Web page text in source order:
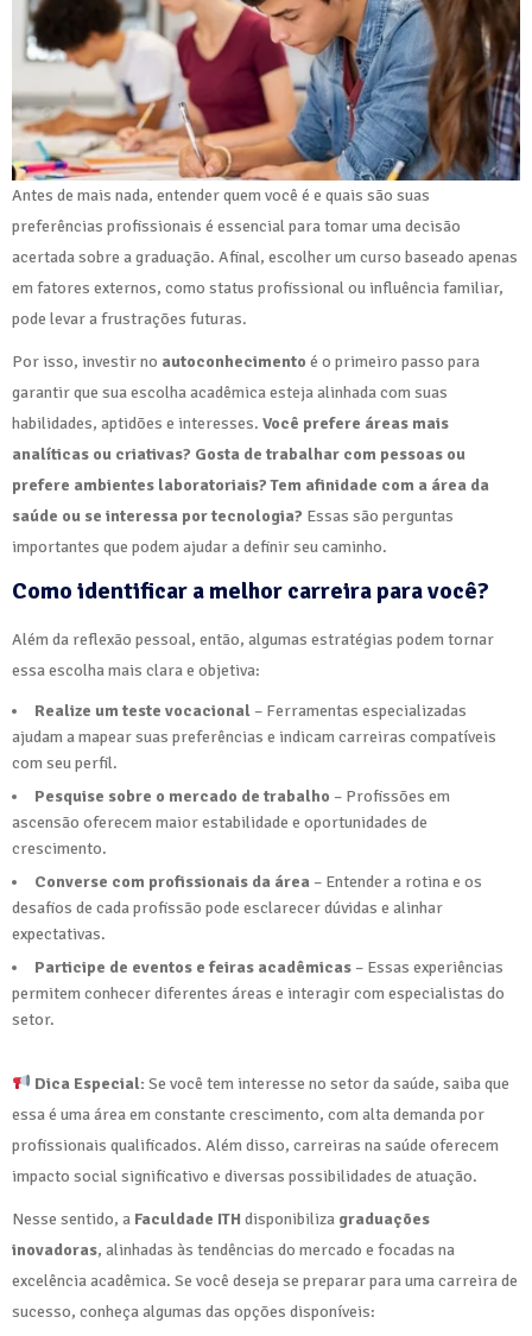
Antes de mais nada, entender quem você é e quais são suas
preferências profissionais é essencial para tomar uma decisão
acertada sobre a graduação. Afinal, escolher um curso baseado apenas
em fatores externos, como status profissional ou influência familiar,
pode levar a frustrações futuras.
Por isso, investir no autoconhecimento é o primeiro passo para
garantir que sua escolha acadêmica esteja alinhada com suas
habilidades, aptidões e interesses. Você prefere áreas mais
analíticas ou criativas? Gosta de trabalhar com pessoas ou
prefere ambientes laboratoriais? Tem afinidade com a área da
saúde ou se interessa por tecnologia? Essas são perguntas
importantes que podem ajudar a definir seu caminho.
Como identificar a melhor carreira para você?
Além da reflexão pessoal, então, algumas estratégias podem tornar
essa escolha mais clara e objetiva:
Realize um teste vocacional – Ferramentas especializadas
ajudam a mapear suas preferências e indicam carreiras compatíveis
com seu perfil.
Pesquise sobre o mercado de trabalho – Profissões em
ascensão oferecem maior estabilidade e oportunidades de
crescimento.
Converse com profissionais da área – Entender a rotina e os
desafios de cada profissão pode esclarecer dúvidas e alinhar
expectativas.
Participe de eventos e feiras acadêmicas – Essas experiências
permitem conhecer diferentes áreas e interagir com especialistas do
setor.
Dica Especial:Se você tem interesse no setor da saúde, saiba que
essa é uma área em constante crescimento, com alta demanda por
profissionais qualificados. Além disso, carreiras na saúde oferecem
impacto social significativo e diversas possibilidades de atuação.
Nesse sentido, a Faculdade ITH disponibiliza graduações
inovadoras, alinhadas às tendências do mercado e focadas na
excelência acadêmica. Se você deseja se preparar para uma carreira de
sucesso, conheça algumas das opções disponíveis: